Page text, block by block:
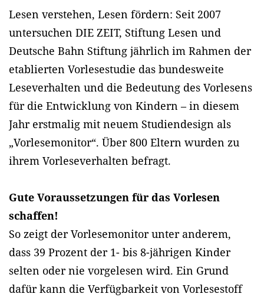
Lesen verstehen, Lesen fördern: Seit 2007
untersuchen DIE ZEIT, Stiftung Lesen und
Deutsche Bahn Stiftung jährlich im Rahmen der
etablierten Vorlesestudie das bundesweite
Leseverhalten und die Bedeutung des Vorlesens
für die Entwicklung von Kindern – in diesem
Jahr erstmalig mit neuem Studiendesign als
„Vorlesemonitor“. Über 800 Eltern wurden zu
ihrem Vorleseverhalten befragt.
Gute Voraussetzungen für das Vorlesen
schaffen!
So zeigt der Vorlesemonitor unter anderem,
dass 39 Prozent der 1- bis 8-jährigen Kinder
selten oder nie vorgelesen wird. Ein Grund
dafür kann die Verfügbarkeit von Vorlesestoff